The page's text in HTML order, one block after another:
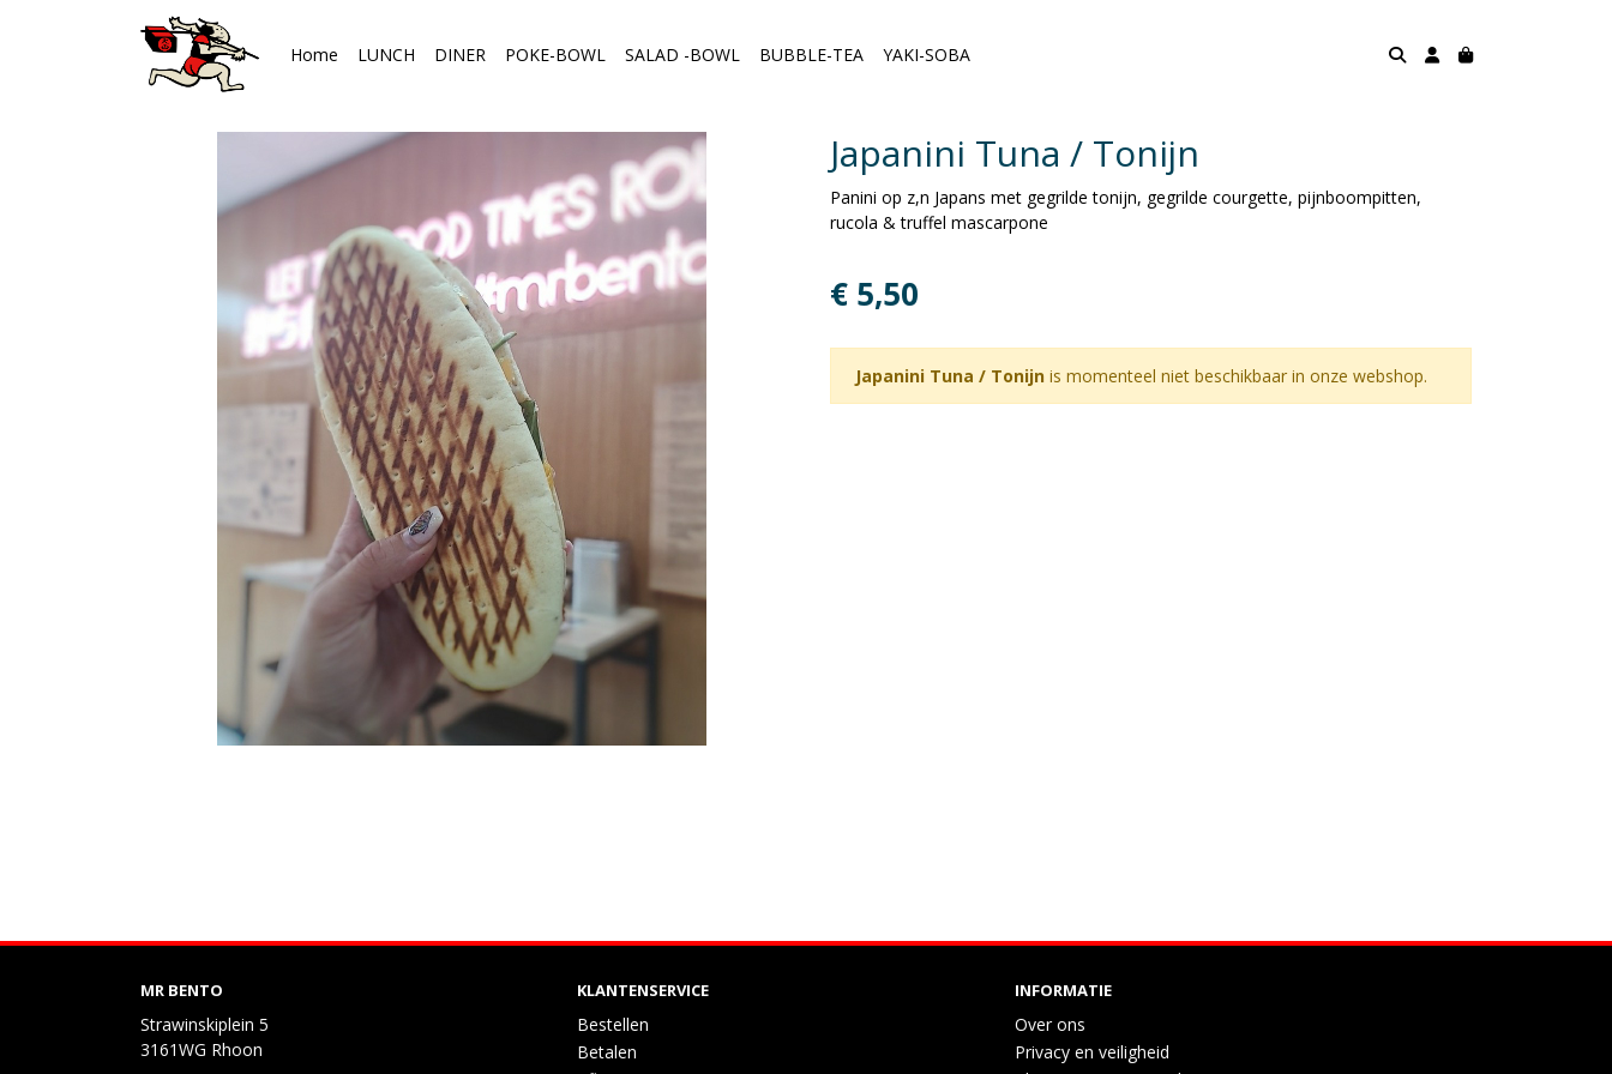
Home LUNCH DINER POKE-BOWL SALAD -BOWL BUBBLE-TEA YAKI-SOBA
Japanini Tuna / Tonijn
Panini op z,n Japans met gegrilde tonijn, gegrilde courgette, pijnboompitten,
rucola & truffel mascarpone
€ 5,50
Japanini Tuna / Tonijn is momenteel niet beschikbaar in onze webshop.
MR BENTO
Strawinskiplein 5
3161WG Rhoon
KLANTENSERVICE
Bestellen
Betalen
INFORMATIE
Over ons
Privacy en veiligheid